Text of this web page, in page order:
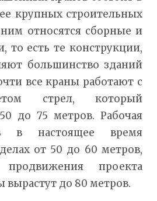
крупных строительных
относятся сборные и
то есть те конструкции,
большинство зданий
все краны работают с
стрел, который
до 75 метров. Рабочая
в настоящее время
от 50 до 60 метров,
проекта
вырастут до 80 метров.